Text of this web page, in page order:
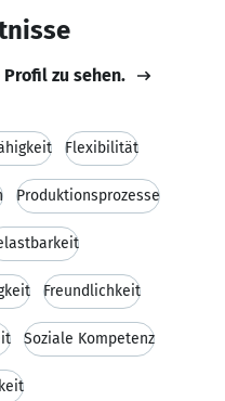
Profil zu sehen.
Flexibilität
Produktionsprozesse
Freundlichkeit
Soziale Kompetenz